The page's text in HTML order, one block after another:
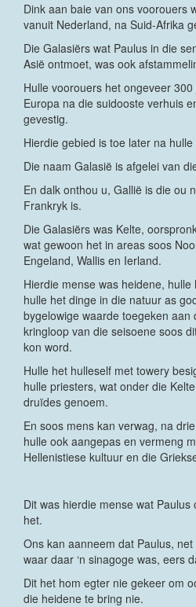
Dink aan baie van ons voorouers
vanuit Nederland, na Suid-Afrika
Die Galasiërs wat Paulus in die
Asië ontmoet, was ook
Hulle voorouers het ongeveer
Europa na die suidooste verhuis
gevestig.
Hierdie gebied is toe later na
Die naam Galasië is afgelei van
En dalk onthou u, Gallië is die ou
Frankryk is.
Die Galasiërs was Kelte,
wat gewoon het in areas soos
Engeland, Wallis en Ierland.
Hierdie mense was heidene,
hulle het dinge in die natuur as
bygelowige waarde toegeken aan
kringloop van die seisoene soos
kon word.
Hulle het hulleself met towery
hulle priesters, wat onder die
druïdes genoem.
En soos mens kan verwag, na
hulle ook aangepas en vermeng
Hellenistiese kultuur en die
Dit was hierdie mense wat
het.
Ons kan aanneem dat Paulus,
waar daar ‘n sinagoge was, eers
Dit het hom egter nie gekeer om
die heidene te bring nie.